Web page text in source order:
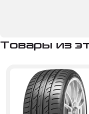
Товары из